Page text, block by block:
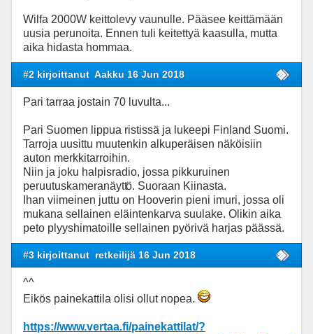
Wilfa 2000W keittolevy vaunulle. Pääsee keittämään
uusia perunoita. Ennen tuli keitettyä kaasulla, mutta
aika hidasta hommaa.
#2 kirjoittanut Aakku 16 Jun 2018
Pari tarraa jostain 70 luvulta...
Pari Suomen lippua ristissä ja lukeepi Finland Suomi.
Tarroja uusittu muutenkin alkuperäisen näköisiin
auton merkkitarroihin.
Niin ja joku halpisradio, jossa pikkuruinen
peruutuskameranäyttö. Suoraan Kiinasta.
Ihan viimeinen juttu on Hooverin pieni imuri, jossa oli
mukana sellainen eläintenkarva suulake. Olikin aika
peto plyyshimatoille sellainen pyörivä harjas päässä.
#3 kirjoittanut retkeilijä 16 Jun 2018
^^
Eikös painekattila olisi ollut nopea.
https://www.vertaa.fi/painekattilat/?